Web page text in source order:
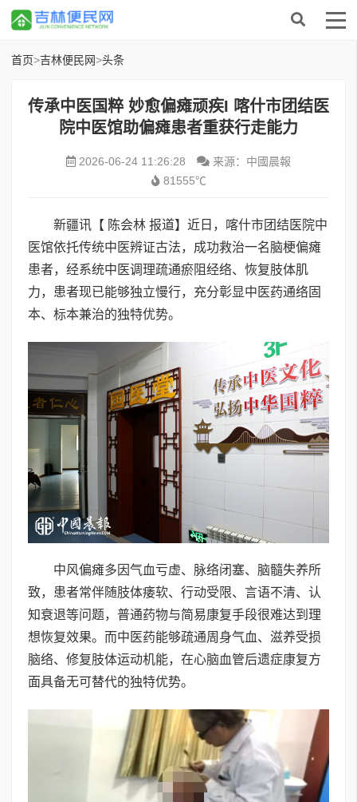
首页>吉林便民网>头条
传承中医国粹 妙愈偏瘫顽疾I 喀什市团结医
院中医馆助偏瘫患者重获行走能力
2026-06-24 11:26:28
来源：中國晨報
81555℃
新疆讯【 陈会林 报道】近日，喀什市团结医院中
医馆依托传统中医辨证古法，成功救治一名脑梗偏瘫
患者，经系统中医调理疏通瘀阻经络、恢复肢体肌
力，患者现已能够独立慢行，充分彰显中医药通络固
本、标本兼治的独特优势。
中风偏瘫多因气血亏虚、脉络闭塞、脑髓失养所
致，患者常伴随肢体痿软、行动受限、言语不清、认
知衰退等问题，普通药物与简易康复手段很难达到理
想恢复效果。而中医药能够疏通周身气血、滋养受损
脑络、修复肢体运动机能，在心脑血管后遗症康复方
面具备无可替代的独特优势。